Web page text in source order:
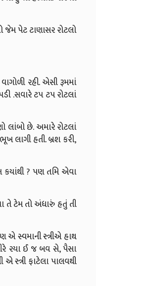
જેમ પેટ ટાણાસર રોટલો
રહી. એસી રૂમમાં
.સવારે ટપ ટપ રોટલાં
લાંબો છે. અમારે રોટલાં
લાગી હતી. બ્રશ કરી,
? પણ તમિ એવા
તે ટેમ તો અંધારું હતું તી
એ સ્વમાની સ્ત્રીએ હાથ
રયા ઈ જ બવ સે, પૈસા
સ્ત્રી ફાટેલા પાલવથી